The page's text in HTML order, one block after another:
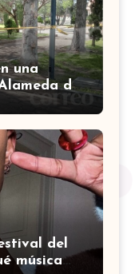
una
de
del
música